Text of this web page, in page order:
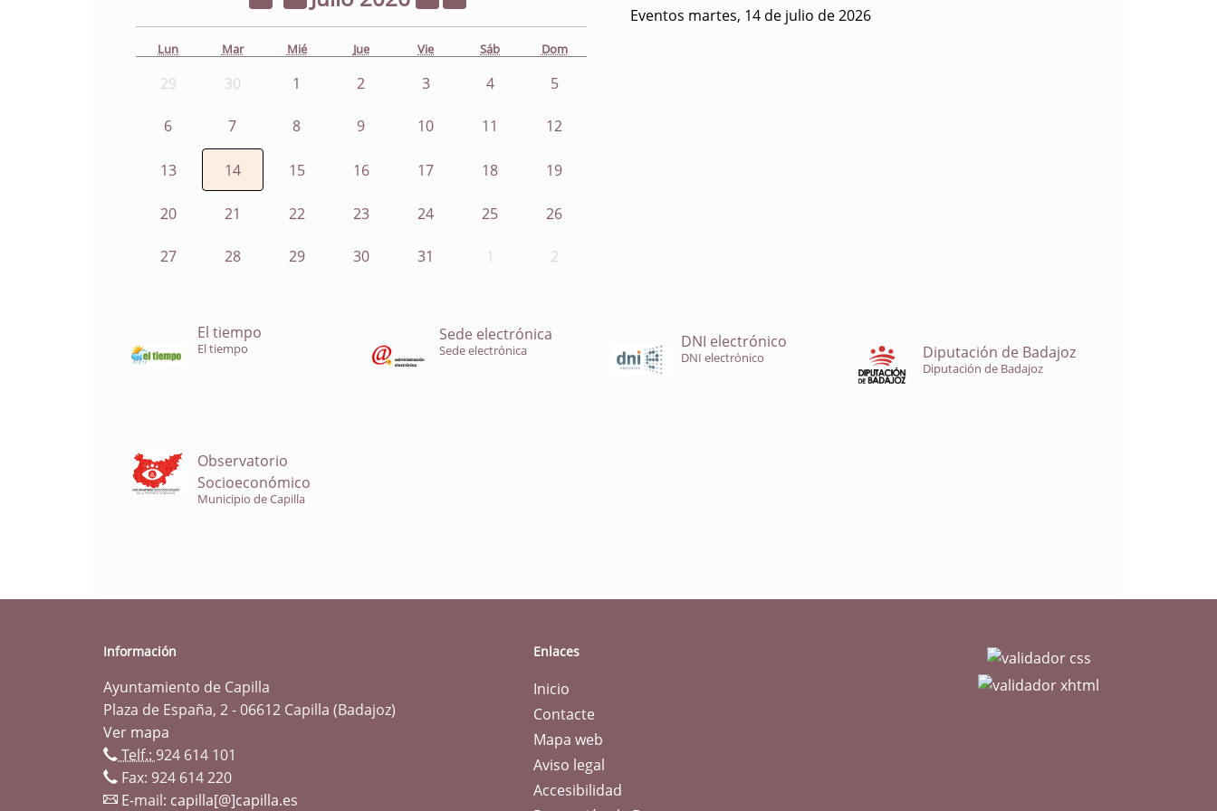
Lun Mar Mié Jue Vie Sáb Dom
29 30 1 2 3 4 5
6 7 8 9 10 11 12
13 14 15 16 17 18 19
20 21 22 23 24 25 26
27 28 29 30 31 1 2
Eventos martes, 14 de julio de 2026
El tiempo
El tiempo
Sede electrónica
Sede electrónica DNI electrónico
DNI electrónico Diputación de Badajoz
Diputación de Badajoz
Observatorio
Socioeconómico
Municipio de Capilla
Información
Ayuntamiento de Capilla
Plaza de España, 2 - 06612 Capilla (Badajoz)
Ver mapa
Telf.: 924 614 101
Fax: 924 614 220
E-mail: capilla[@]capilla.es
Enlaces
Inicio
Contacte
Mapa web
Aviso legal
Accesibilidad